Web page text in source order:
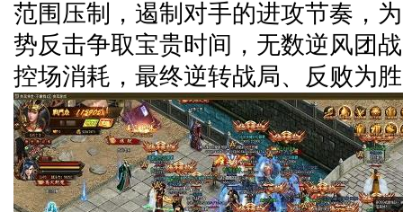
范围压制，遏制对手的进攻节奏，
势反击争取宝贵时间，无数逆风团
控场消耗，最终逆转战局、反败为